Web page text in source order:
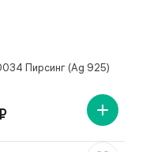
Пирсинг (Ag 925)